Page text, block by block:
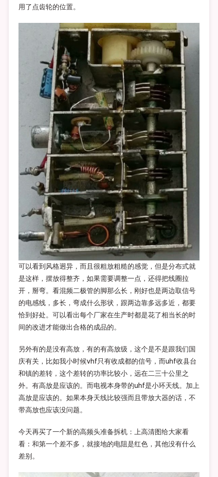
用了点齿轮的位置。
可以看到风格迥异，而且很粗放粗糙的感觉，但是分布式就
是这样，摆放得整齐，如果需要调整一点，还得把线圈拉
开，掰弯。看混频二极管的脚那么长，刚好也是两边取信号
的电感线，多长，弯成什么形状，跟两边靠多远多近，都要
恰到好处。可以看出每个厂家在生产时都是花了相当长的时
间的改进才能做出合格的成品的。
另外有的是没有高放，有的有高放级，这个是不是跟我们国
庆有关，比如我小时候vhf只有收成都的信号，而uhf收县台
和镇的差转，这个差转的功率比较小，远在二三十公里之
外。有高放是应该的。而电视本身带的uhf是小环天线。加上
高放是应该的。如果本身天线比较强而且带放大器的话，不
带高放也应该没问题。
今天再买了一个新的高频头准备拆机：上高清图给大家看
看：和第一个差不多，就接地的电阻是红色，其他没有什么
差别。